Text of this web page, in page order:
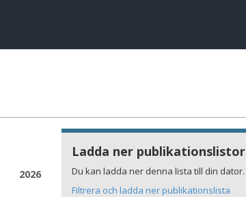
2026
Ladda ner publikationslistor
Du kan ladda ner denna lista till din dator.
Filtrera och ladda ner publikationslista